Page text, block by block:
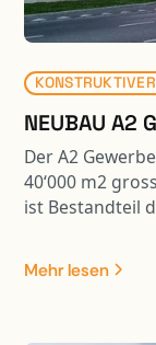
NEUBAU A2
Der A2
40‘000 m2
ist Bestandteil
stehen total
Mehr lesen